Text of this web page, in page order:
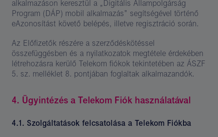
alkalmazáson keresztül a „Digitális Állampolgárság
Program (DÁP) mobil alkalmazás” segítségével történő
eAzonosítást követő belépés, illetve regisztráció során.
Az Előfizetők részére a szerződéskötéssel
összefüggésben és a nyilatkozatok megtétele érdekében
létrehozásra kerülő Telekom fiókok tekintetében az ÁSZF
5. sz. melléklet 8. pontjában foglaltak alkalmazandók.
4. Ügyintézés a Telekom Fiók használatával
4.1. Szolgáltatások felcsatolása a Telekom Fiókba